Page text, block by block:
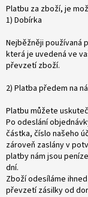
Platbu za zboží, je
1) Dobírka
Nejběžněji používaná
která je uvedená ve
převzetí zboží.
2) Platba předem na
Platbu můžete
Po odeslání
částka, číslo našeho
zároveň zaslány v
platby nám jsou
dní.
Zboží odesíláme
převzetí zásilky od